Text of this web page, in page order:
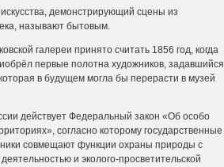
демонстрирую­щий сцены из
назы­вают бытовым.
галереи принято считать 1856 год, когда
первые полотна художников, задавшийся
в будущем могла бы перерасти в музей
действует Федеральный закон «Об особо
согласно которому государственные
совмещают функции охраны природы с
и эколого-просветительской